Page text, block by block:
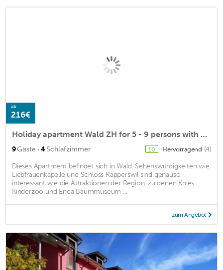
ab
216€
Holiday apartment Wald ZH for 5 - 9 persons with 4 bedrooms - Holiday house
9Gäste · 4Schlafzimmer 10 Hervorragend (4)
Dieses Apartment befindet sich in Wald. Sehenswürdigkeiten wie
Liebfrauenkapelle und Schloss Rapperswil sind genauso
interessant wie die Attraktionen der Region, zu denen Knies
Kinderzoo und Enea Baummuseum ...
zum Angebot